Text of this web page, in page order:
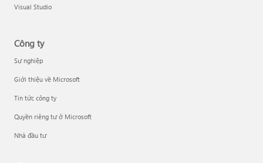
Visual Studio
Công ty
Sự nghiệp
Giới thiệu về Microsoft
Tin tức công ty
Quyền riêng tư ở Microsoft
Nhà đầu tư